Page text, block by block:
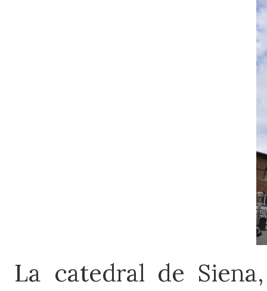
La catedral de